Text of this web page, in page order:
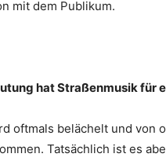
mit dem Publikum.
hat Straßenmusik für
oftmals belächelt und von
Tatsächlich ist es